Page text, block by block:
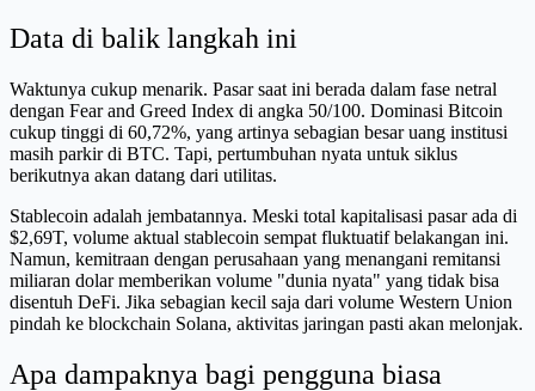
Data di balik langkah ini
Waktunya cukup menarik. Pasar saat ini berada dalam fase netral
dengan Fear and Greed Index di angka 50/100. Dominasi Bitcoin
cukup tinggi di 60,72%, yang artinya sebagian besar uang institusi
masih parkir di BTC. Tapi, pertumbuhan nyata untuk siklus
berikutnya akan datang dari utilitas.
Stablecoin adalah jembatannya. Meski total kapitalisasi pasar ada di
$2,69T, volume aktual stablecoin sempat fluktuatif belakangan ini.
Namun, kemitraan dengan perusahaan yang menangani remitansi
miliaran dolar memberikan volume "dunia nyata" yang tidak bisa
disentuh DeFi. Jika sebagian kecil saja dari volume Western Union
pindah ke blockchain Solana, aktivitas jaringan pasti akan melonjak.
Apa dampaknya bagi pengguna biasa